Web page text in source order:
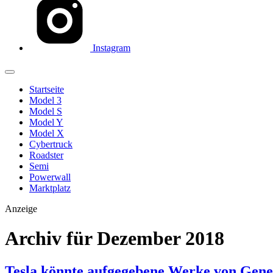
Instagram
Startseite
Model 3
Model S
Model Y
Model X
Cybertruck
Roadster
Semi
Powerwall
Marktplatz
Anzeige
Archiv für Dezember 2018